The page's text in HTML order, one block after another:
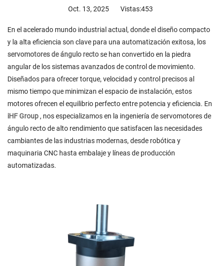
Oct. 13, 2025 Vistas:453
En el acelerado mundo industrial actual, donde el diseño compacto
y la alta eficiencia son clave para una automatización exitosa, los
servomotores de ángulo rectose han convertido en la piedra
angular de los sistemas avanzados de control de movimiento.
Diseñados para ofrecer torque, velocidad y control precisos al
mismo tiempo que minimizan el espacio de instalación, estos
motores ofrecen el equilibrio perfecto entre potencia y eficiencia. En
iHF Group , nos especializamos en la ingeniería de servomotores de
ángulo recto de alto rendimiento que satisfacen las necesidades
cambiantes de las industrias modernas, desde robótica y
maquinaria CNC hasta embalaje y líneas de producción
automatizadas.